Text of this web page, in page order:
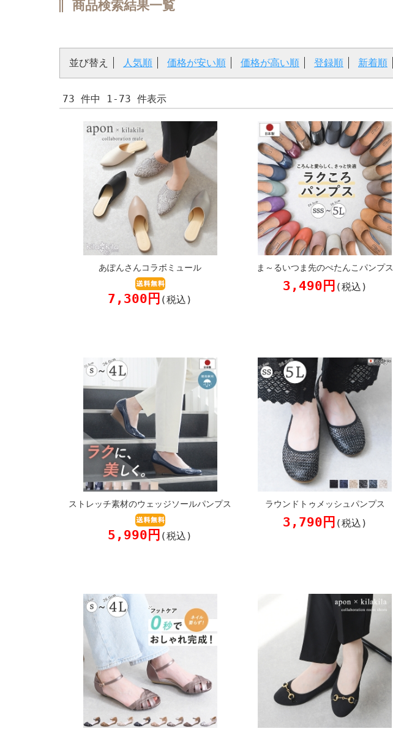
商品検索結果一覧
並び替え 人気順 価格が安い順 価格が高い順 登録順 新着順
73 件中 1-73 件表示
あぽんさんコラボミュール
7,300円 (税込)
ま～るいつま先のぺたんこパンプス
3,490円 (税込)
ストレッチ素材のウェッジソールパンプス
5,990円 (税込)
ラウンドトゥメッシュパンプス
3,790円 (税込)